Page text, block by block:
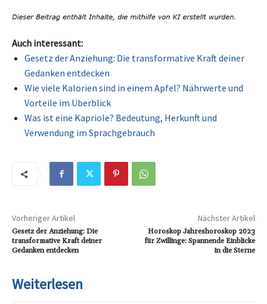
Auch interessant:
Gesetz der Anziehung: Die transformative Kraft deiner
Gedanken entdecken
Wie viele Kalorien sind in einem Apfel? Nährwerte und
Vorteile im Überblick
Was ist eine Kapriole? Bedeutung, Herkunft und
Verwendung im Sprachgebrauch
Vorheriger Artikel
Gesetz der Anziehung: Die
transformative Kraft deiner
Gedanken entdecken
Nächster Artikel
Horoskop Jahreshoroskop 2023
für Zwillinge: Spannende Einblicke
in die Sterne
Weiterlesen